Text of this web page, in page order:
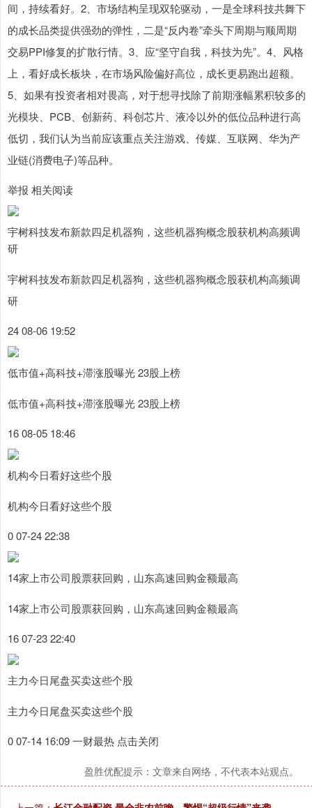
间，持续看好。2、市场结构呈现双轮驱动，一是全球科技共舞下
的成长品类提供强劲的弹性，二是“反内卷”牵头下周期与顺周期
交易PPI修复的扩散行情。3、应“坚守自我，科技为先”。4、风格
上，看好成长板块，在市场风险偏好高位，成长更易跑出超额。
5、如果有投资者相对畏高，对于想寻找除了前期涨幅累积较多的
光模块、PCB、创新药、科创芯片、液冷以外的低位品种进行高
低切，我们认为当前应该重点关注游戏、传媒、互联网、华为产
业链(消费电子)等品种。
举报 相关阅读
宇树科技发布新款四足机器狗，这些机器狗概念股获机构高频调
研
宇树科技发布新款四足机器狗，这些机器狗概念股获机构高频调
研
24 08-06 19:52
低市值+高科技+滞涨股曝光 23股上榜
低市值+高科技+滞涨股曝光 23股上榜
16 08-05 18:46
机构今日看好这些个股
机构今日看好这些个股
0 07-24 22:38
14家上市公司股票获回购，山东高速回购金额最高
14家上市公司股票获回购，山东高速回购金额最高
16 07-23 22:40
主力今日尾盘买卖这些个股
主力今日尾盘买卖这些个股
0 07-14 16:09 一财最热 点击关闭
盈胜优配提示：文章来自网络，不代表本站观点。